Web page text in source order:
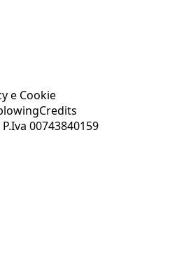
e Cookie
Credits
00743840159